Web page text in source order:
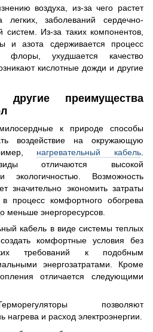
воздуха, из-за чего растет
легких, заболеваний сердечно-
систем. Из-за таких компонентов,
и азота сдерживается процесс
флоры, ухудшается качество
кислотные дожди и другие
другие преимущества
к природе способы
воздействие на окружающую
нагревательный кабель
отличаются высокой
экологичностью. Возможность
значительно экономить затраты
в процесс комфортного обогрева
меньше энергоресурсов.
кабель в виде системы теплых
комфортные условия без
требований к подобным
энергозатратами. Кроме
отличается следующими
позволяют
нагрева и расход электроэнергии.